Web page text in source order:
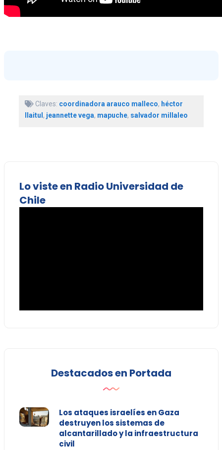
Claves: coordinadora arauco malleco, héctor
llaitul, jeannette vega, mapuche, salvador millaleo
Lo viste en Radio Universidad de
Chile
Destacados en Portada
Los ataques israelíes en Gaza
destruyen los sistemas de
alcantarillado y la infraestructura
civil